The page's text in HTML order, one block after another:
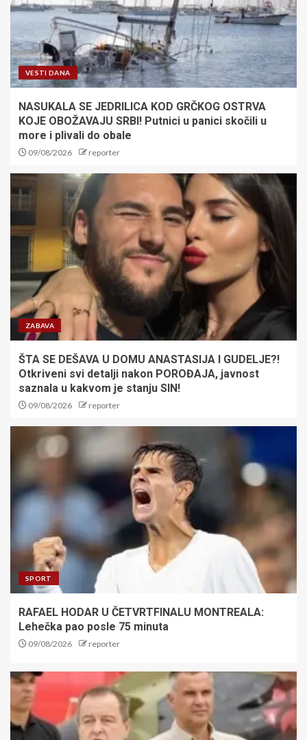
VESTI DANA
NASUKALA SE JEDRILICA KOD GRČKOG OSTRVA
KOJE OBOŽAVAJU SRBI! Putnici u panici skočili u
more i plivali do obale
09/08/2026 reporter
ZABAVA
ŠTA SE DEŠAVA U DOMU ANASTASIJA I GUDELJE?!
Otkriveni svi detalji nakon POROĐAJA, javnost
saznala u kakvom je stanju SIN!
09/08/2026 reporter
SPORT
RAFAEL HODAR U ČETVRTFINALU MONTREALA:
Lehečka pao posle 75 minuta
09/08/2026 reporter